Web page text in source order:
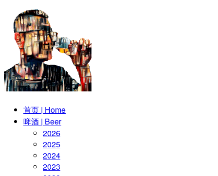
首页 | Home
啤酒 | Beer
2026
2025
2024
2023